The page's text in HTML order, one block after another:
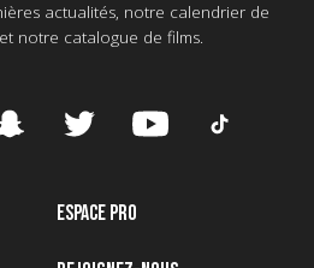
actualités, notre calendrier de
notre catalogue de films.
ESPACE PRO